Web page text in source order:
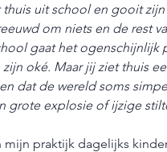
uit school en gooit
om niets en de rest
gaat het
zijn oké. Maar jij ziet thuis
dat de wereld soms
grote explosie of ijzige
mijn praktijk dagelijks